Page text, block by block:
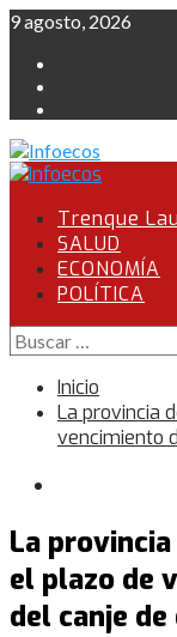
Saltar
contenido
9 agosto, 2026
Menú
Trenque
SALUD
ECONOMÍA
POLÍTICA
Buscar:
Inicio
La provincia
vencimiento
La
el plazo de
del canje de